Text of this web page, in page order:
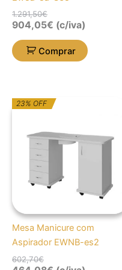
1.291,50€
904,05€ (c/iva)
Comprar
23% OFF
Mesa Manicure com
Aspirador EWNB-es2
602,70€
O
preço
era:
602,70€.
O
preço
é:
464,08€.